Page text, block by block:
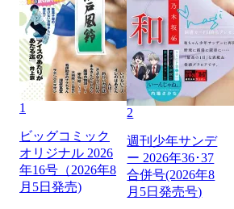
1
ビッグコミック
オリジナル 2026
年16号（2026年8
月5日発売)
2
週刊少年サンデ
ー 2026年36･37
合併号(2026年8
月5日発売号)